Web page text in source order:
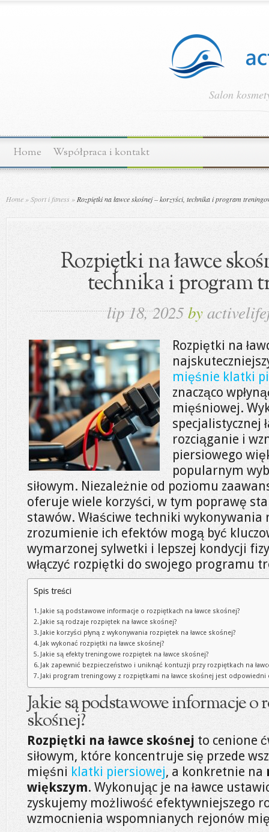
Salon
Home Współpraca i kontakt
Home »Sport i fitness » Rozpiętki na ławce skośnej – korzyści, technika i program
Rozpiętki na ławce
technika i program
lip 18, 2025by
Rozpiętki na
mięśnie klatki
znacząco
mięśniowej.
specjalistycznej
rozciąganie i
piersiowego
popularnym
siłowym. Niezależnie od poziomu
oferuje wiele korzyści, w tym poprawę
stawów. Właściwe techniki wykonywania
zrozumienie ich efektów mogą być
wymarzonej sylwetki i lepszej kondycji
włączyć rozpiętki do swojego programu
Spis treści
Jakie są podstawowe informacje o rozpiętkach na ławce skośnej?
Jakie są rodzaje rozpiętek na ławce skośnej?
Jakie korzyści płyną z wykonywania rozpiętek na ławce skośnej?
Jak wykonać rozpiętki na ławce skośnej?
Jakie są efekty treningowe rozpiętek na ławce skośnej?
Jak zapewnić bezpieczeństwo i uniknąć kontuzji przy rozpiętkach na
Jaki program treningowy z rozpiętkami na ławce skośnej jest
Jakie są podstawowe informacje o
skośnej?
Rozpiętki na ławce skośnej to cenione
siłowym, które koncentruje się przede
mięśni klatki piersiowej, a konkretnie na
większym. Wykonując je na ławce
zyskujemy możliwość efektywniejszego
wzmocnienia wspomnianych rejonów